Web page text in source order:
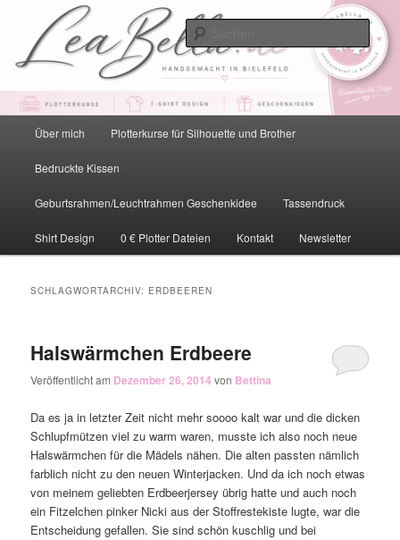
primären
springen
sekundären
springenLeaBella.de – Handgemacht in
Bielefeld
HauptmenüÜber mich Plotterkurse für Silhouette und Brother
Bedruckte Kissen
Geburtsrahmen/Leuchtrahmen Geschenkidee Tassendruck
Shirt Design 0 € Plotter Dateien Kontakt Newsletter
SCHLAGWORTARCHIV: ERDBEEREN
Halswärmchen Erdbeere
Veröffentlicht am Dezember 26, 2014 von Bettina
Da es ja in letzter Zeit nicht mehr soooo kalt war und die dicken
Schlupfmützen viel zu warm waren, musste ich also noch neue
Halswärmchen für die Mädels nähen. Die alten passten nämlich
farblich nicht zu den neuen Winterjacken. Und da ich noch etwas
von meinem geliebten Erdbeerjersey übrig hatte und auch noch
ein Fitzelchen pinker Nicki aus der Stoffrestekiste lugte, war die
Entscheidung gefallen. Sie sind schön kuschlig und bei